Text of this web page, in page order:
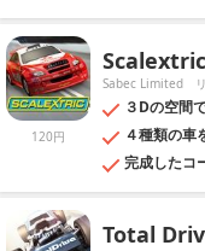
120円
Scalextric
Sabec Limited
３Dの空間
４種類の車
完成したコ
Total